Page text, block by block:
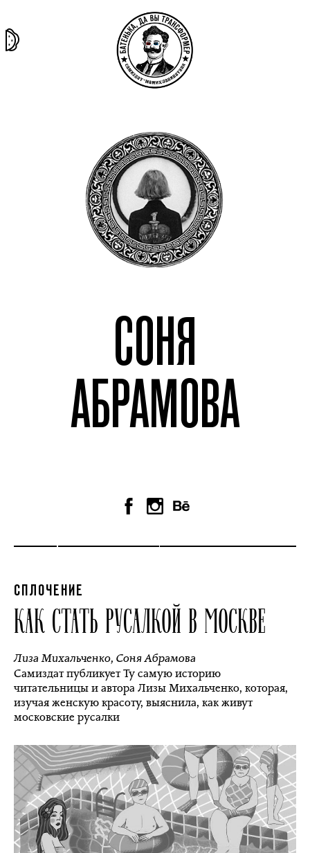
СОНЯ
АБРАМОВА
СПЛОЧЕНИЕ
КАК СТАТЬ РУСАЛКОЙ В МОСКВЕ
Лиза Михальченко, Соня Абрамова
Самиздат публикует Ту самую историю
читательницы и автора Лизы Михальченко, которая,
изучая женскую красоту, выяснила, как живут
московские русалки